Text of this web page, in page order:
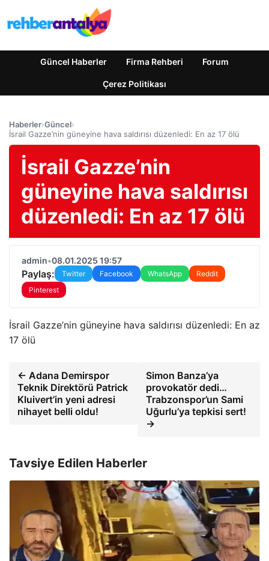
Güncel Haberler Firma Rehberi Forum
Çerez Politikası
Haberler›Güncel›
İsrail Gazze’nin güneyine hava saldırısı düzenledi: En az 17 ölü
İsrail Gazze’nin
güneyine hava saldırısı
düzenledi: En az 17 ölü
admin•08.01.2025 19:57
Paylaş: Twitter Facebook WhatsApp
Reddit
Pinterest
İsrail Gazze’nin güneyine hava saldırısı düzenledi: En az
17 ölü
← Adana Demirspor
Teknik Direktörü Patrick
Kluivert’in yeni adresi
nihayet belli oldu!
Simon Banza’ya
provokatör dedi…
Trabzonspor’un Sami
Uğurlu’ya tepkisi sert!
→
Tavsiye Edilen Haberler